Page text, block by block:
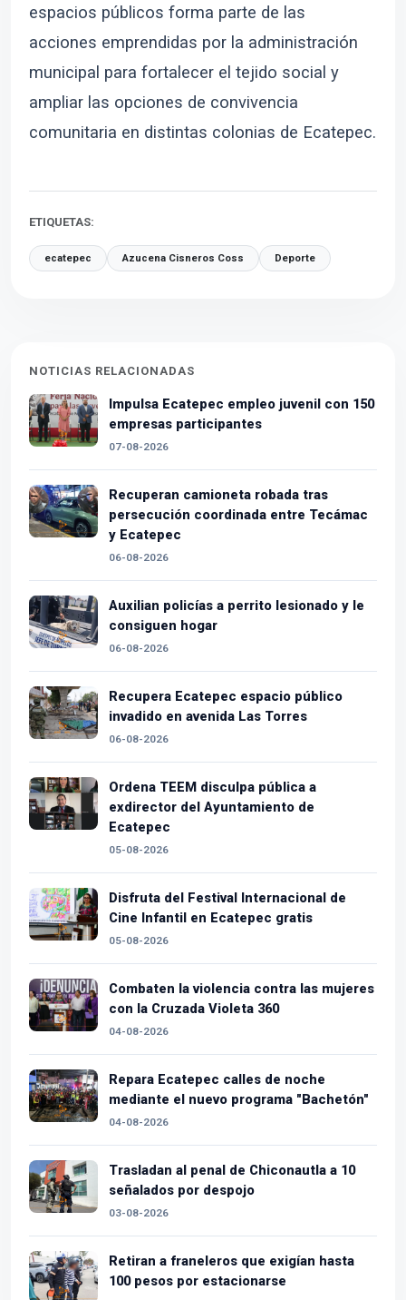
espacios públicos forma parte de las
acciones emprendidas por la administración
municipal para fortalecer el tejido social y
ampliar las opciones de convivencia
comunitaria en distintas colonias de Ecatepec.
ETIQUETAS:
ecatepec Azucena Cisneros Coss Deporte
NOTICIAS RELACIONADAS
Impulsa Ecatepec empleo juvenil con 150
empresas participantes
07-08-2026
Recuperan camioneta robada tras
persecución coordinada entre Tecámac
y Ecatepec
06-08-2026
Auxilian policías a perrito lesionado y le
consiguen hogar
06-08-2026
Recupera Ecatepec espacio público
invadido en avenida Las Torres
06-08-2026
Ordena TEEM disculpa pública a
exdirector del Ayuntamiento de
Ecatepec
05-08-2026
Disfruta del Festival Internacional de
Cine Infantil en Ecatepec gratis
05-08-2026
Combaten la violencia contra las mujeres
con la Cruzada Violeta 360
04-08-2026
Repara Ecatepec calles de noche
mediante el nuevo programa "Bachetón"
04-08-2026
Trasladan al penal de Chiconautla a 10
señalados por despojo
03-08-2026
Retiran a franeleros que exigían hasta
100 pesos por estacionarse